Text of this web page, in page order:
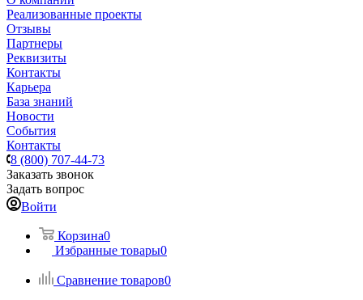
Реализованные проекты
Отзывы
Партнеры
Реквизиты
Контакты
Карьера
База знаний
Новости
События
Контакты
8 (800) 707-44-73
Заказать звонок
Задать вопрос
Войти
Корзина0
Избранные товары0
Сравнение товаров0